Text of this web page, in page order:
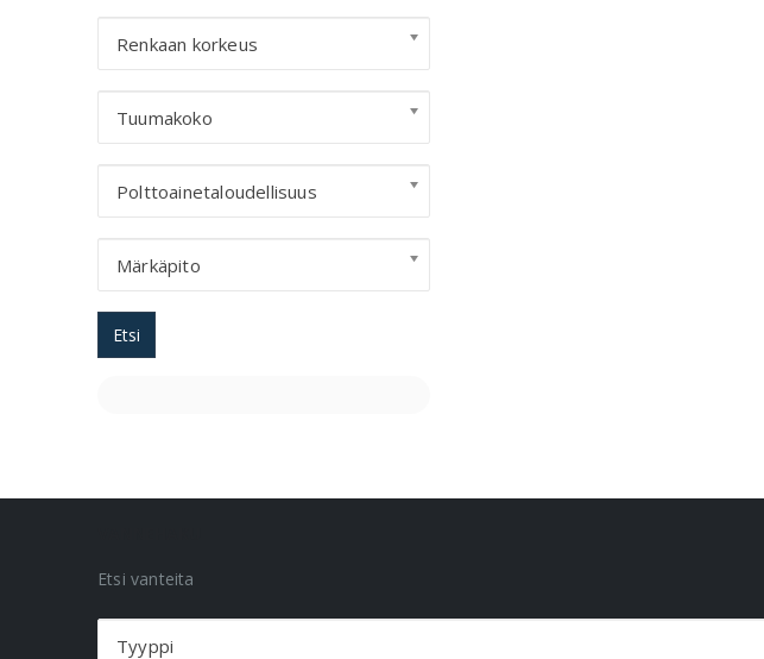
Renkaan korkeus
Tuumakoko
Polttoainetaloudellisuus
Märkäpito
Etsi
Etsi vanteita
Tyyppi